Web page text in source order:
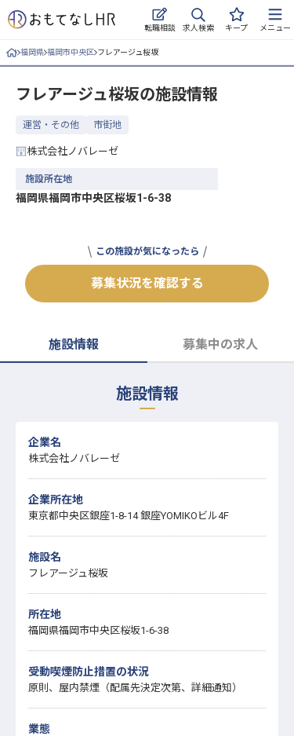
転職相談 求人検索 キープ メニュー
ログイン
求人・施設を探す
キープした求人
おもてなしHRについて
よくある質問
福岡県 福岡市中央区 フレアージュ桜坂
フレアージュ桜坂の施設情報
運営・その他 市街地
株式会社ノバレーゼ
施設所在地
福岡県福岡市中央区桜坂1-6-38
この施設が気になったら
募集状況を確認する
施設情報 募集中の求人
施設情報
企業名
株式会社ノバレーゼ
企業所在地
東京都中央区銀座1-8-14 銀座YOMIKOビル4F
施設名
フレアージュ桜坂
所在地
福岡県福岡市中央区桜坂1-6-38
受動喫煙防止措置の状況
原則、屋内禁煙（配属先決定次第、詳細通知）
業態